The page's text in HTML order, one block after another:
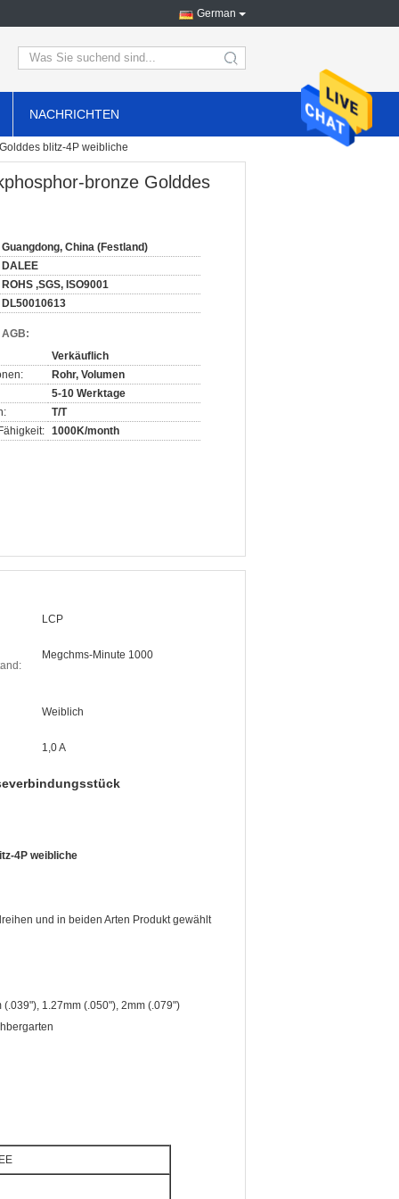
German
search
NACHRICHTEN
blitz-4P weibliche
bronze Golddes
Guangdong, China (Festland)
DALEE
ROHS ,SGS, ISO9001
DL50010613
Verkäuflich
Rohr, Volumen
5-10 Werktage
T/T
1000K/month
LCP
Megchms-Minute 1000
Weiblich
1,0 A
4P weibliche
und in beiden Arten Produkt gewählt
1.27mm (.050"), 2mm (.079")